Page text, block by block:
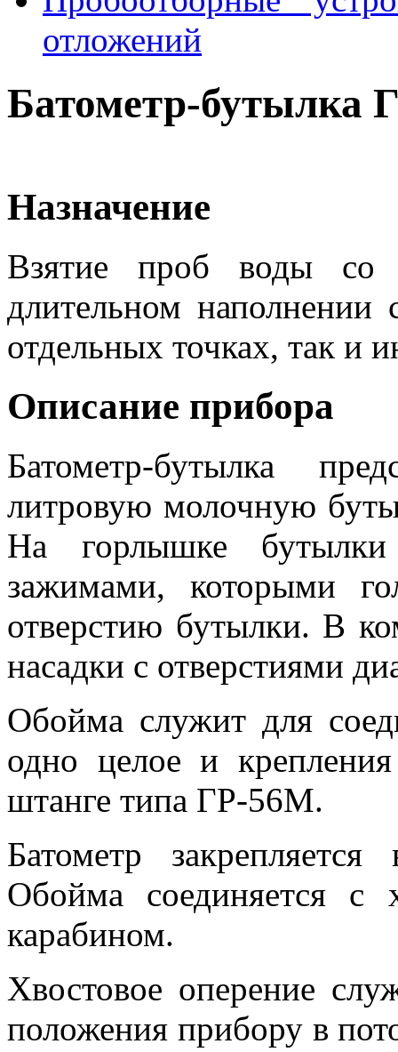
отложений
Батометр-бутылка
Назначение
Взятие проб воды со
длительном
отдельных точках, так и
Описание прибора
Батометр-бутылка
литровую молочную
На горлышке
зажимами, которыми
отверстию бутылки. В
насадки с отверстиями
Обойма служит для
одно целое и
штанге типа ГР-56М.
Батометр
Обойма соединяется с
карабином.
Хвостовое оперение
положения прибору в